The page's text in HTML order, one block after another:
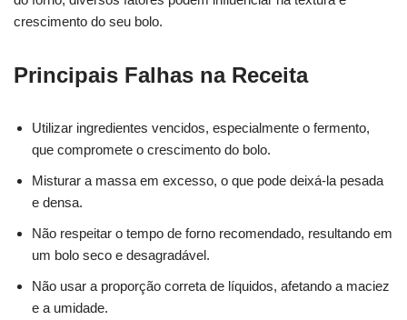
crescimento do seu bolo.
Principais Falhas na Receita
Utilizar ingredientes vencidos, especialmente o fermento,
que compromete o crescimento do bolo.
Misturar a massa em excesso, o que pode deixá-la pesada
e densa.
Não respeitar o tempo de forno recomendado, resultando em
um bolo seco e desagradável.
Não usar a proporção correta de líquidos, afetando a maciez
e a umidade.